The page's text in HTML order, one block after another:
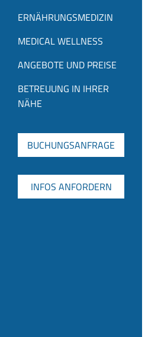
ERNÄHRUNGSMEDIZIN
MEDICAL WELLNESS
ANGEBOTE UND PREISE
BETREUUNG IN IHRER
NÄHE
BUCHUNGSANFRAGE
INFOS ANFORDERN